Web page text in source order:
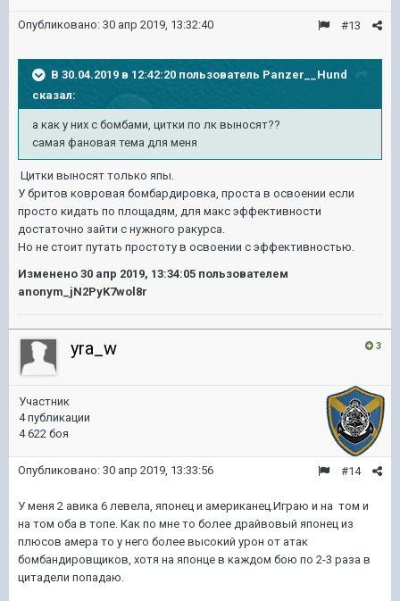
#13
Опубликовано: 30 апр 2019, 13:32:40
В 30.04.2019 в 12:42:20 пользователь Panzer__Hund
сказал:
а как у них с бомбами, цитки по лк выносят??
самая фановая тема для меня
Цитки выносят только япы.
У бритов ковровая бомбардировка, проста в освоении если
просто кидать по площадям, для макс эффективности
достаточно зайти с нужного ракурса.
Но не стоит путать простоту в освоении с эффективностью.
Изменено 30 апр 2019, 13:34:05 пользователем
anonym_jN2PyK7wol8r
3
yra_w
Участник
4 публикации
4 622 боя
#14
Опубликовано: 30 апр 2019, 13:33:56
У меня 2 авика 6 левела, японец и американец.Играю и на том и
на том оба в топе. Как по мне то более драйвовый японец из
плюсов амера то у него более высокий урон от атак
бомбандировщиков, хотя на японце в каждом бою по 2-3 раза в
цитадели попадаю.